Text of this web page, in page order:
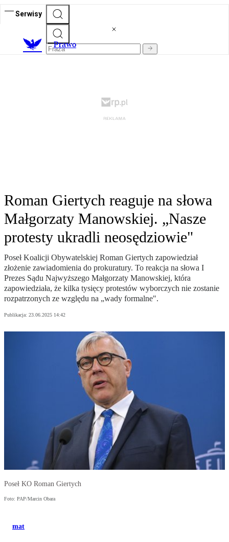
Serwisy
Prawo
Roman Giertych reaguje na słowa
Małgorzaty Manowskiej. „Nasze
protesty ukradli neosędziowie"
Poseł Koalicji Obywatelskiej Roman Giertych zapowiedział
złożenie zawiadomienia do prokuratury. To reakcja na słowa I
Prezes Sądu Najwyższego Małgorzaty Manowskiej, która
zapowiedziała, że kilka tysięcy protestów wyborczych nie zostanie
rozpatrzonych ze względu na „wady formalne".
Publikacja: 23.06.2025 14:42
Poseł KO Roman Giertych
Foto: PAP/Marcin Obara
mat